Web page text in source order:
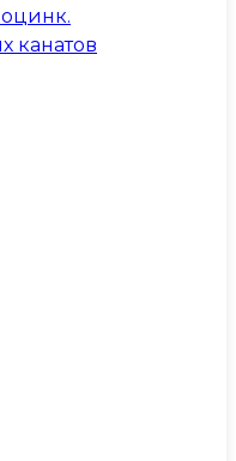
канатов